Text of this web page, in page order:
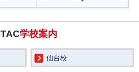
TAC学校案内
仙台校